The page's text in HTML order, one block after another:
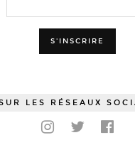
LES RÉSEAUX